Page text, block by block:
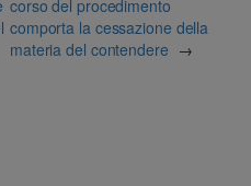
corso del procedimento
comporta la cessazione della
materia del contendere →